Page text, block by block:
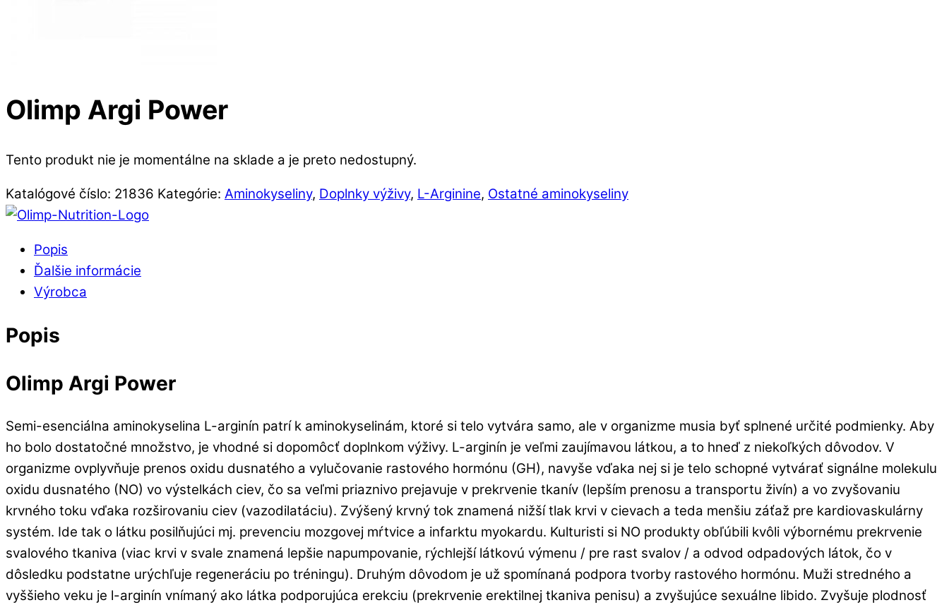
Olimp Argi Power
Tento produkt nie je momentálne na sklade a je preto nedostupný.
Katalógové číslo: 21836 Kategórie: Aminokyseliny, Doplnky výživy, L-Arginine, Ostatné aminokyseliny
Popis
Ďalšie informácie
Výrobca
Popis
Olimp Argi Power
Semi-esenciálna aminokyselina L-arginín patrí k aminokyselinám, ktoré si telo vytvára samo, ale v organizme musia byť splnené určité podmienky. Aby
ho bolo dostatočné množstvo, je vhodné si dopomôcť doplnkom výživy. L-arginín je veľmi zaujímavou látkou, a to hneď z niekoľkých dôvodov. V
organizme ovplyvňuje prenos oxidu dusnatého a vylučovanie rastového hormónu (GH), navyše vďaka nej si je telo schopné vytvárať signálne molekulu
oxidu dusnatého (NO) vo výstelkách ciev, čo sa veľmi priaznivo prejavuje v prekrvenie tkanív (lepším prenosu a transportu živín) a vo zvyšovaniu
krvného toku vďaka rozširovaniu ciev (vazodilatáciu). Zvýšený krvný tok znamená nižší tlak krvi v cievach a teda menšiu záťaž pre kardiovaskulárny
systém. Ide tak o látku posilňujúci mj. prevenciu mozgovej mŕtvice a infarktu myokardu. Kulturisti si NO produkty obľúbili kvôli výbornému prekrvenie
svalového tkaniva (viac krvi v svale znamená lepšie napumpovanie, rýchlejší látkovú výmenu / pre rast svalov / a odvod odpadových látok, čo v
dôsledku podstatne urýchľuje regeneráciu po tréningu). Druhým dôvodom je už spomínaná podpora tvorby rastového hormónu. Muži stredného a
vyššieho veku je l-arginín vnímaný ako látka podporujúca erekciu (prekrvenie erektilnej tkaniva penisu) a zvyšujúce sexuálne libido. Zvyšuje plodnosť